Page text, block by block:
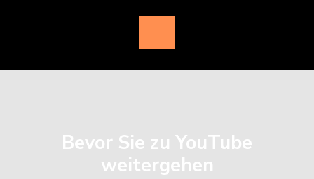
Button
Bevor Sie zu YouTube
weitergehen